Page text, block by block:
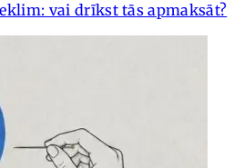
vai drīkst tās apmaksāt?